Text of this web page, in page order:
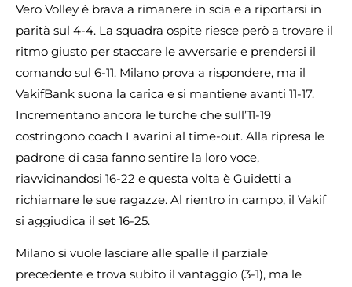
Vero Volley è brava a rimanere in scia e a riportarsi in
parità sul 4-4. La squadra ospite riesce però a trovare il
ritmo giusto per staccare le avversarie e prendersi il
comando sul 6-11. Milano prova a rispondere, ma il
VakifBank suona la carica e si mantiene avanti 11-17.
Incrementano ancora le turche che sull’11-19
costringono coach Lavarini al time-out. Alla ripresa le
padrone di casa fanno sentire la loro voce,
riavvicinandosi 16-22 e questa volta è Guidetti a
richiamare le sue ragazze. Al rientro in campo, il Vakif
si aggiudica il set 16-25.
Milano si vuole lasciare alle spalle il parziale
precedente e trova subito il vantaggio (3-1), ma le